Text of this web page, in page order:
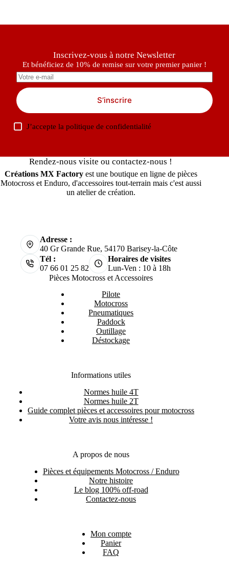
Inscrivez-vous à notre Newsletter
Et bénéficiez de 10% de remise sur votre premier panier !
S’inscrire
J’accepte lapolitique de confidentialité
Rendez-nous visite ou contactez-nous !
Créations MX Factoryest une boutique en ligne de pièces
Motocross et Enduro, d'accessoires tout-terrain mais c'est aussi
un atelier de création.
Adresse :
40 Gr Grande Rue, 54170 Barisey-la-Côte
Tél :
07 66 01 25 82
Horaires de visites
Lun-Ven : 10 à 18h
Pièces Motocross et Accessoires
Pilote
Motocross
Pneumatiques
Paddock
Outillage
Déstockage
Informations utiles
Normes huile 4T
Normes huile 2T
Guide complet pièces et accessoires pour motocross
Votre avis nous intéresse !
A propos de nous
Pièces et équipements Motocross / Enduro
Notre histoire
Le blog 100% off-road
Contactez-nous
Mon compte
Panier
FAQ